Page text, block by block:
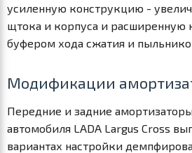
усиленную конструкцию -
щтока и корпуса и расширенную
буфером хода сжатия и
Модификации
Передние и задние
автомобиля LADA Largus Cross
вариантах настройки